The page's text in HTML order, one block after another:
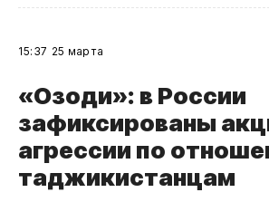
15:37 25 марта
«Озоди»: в России
зафиксированы
агрессии по
таджикистанцам